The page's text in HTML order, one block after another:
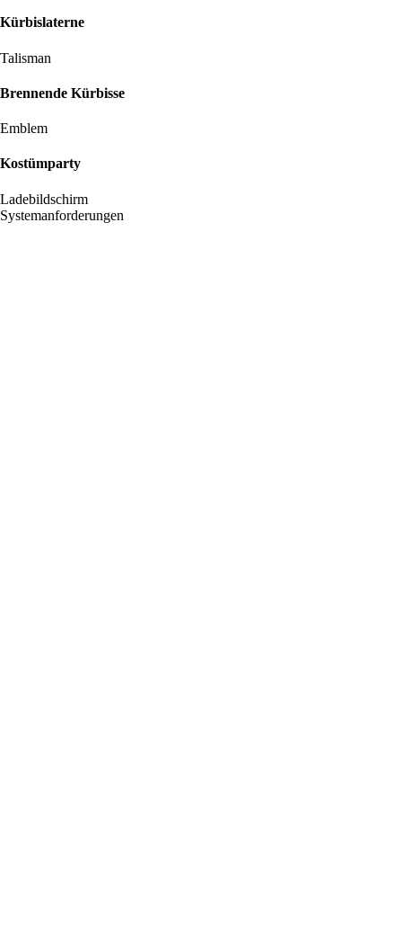
Kürbislaterne
Talisman
Brennende Kürbisse
Emblem
Kostümparty
Ladebildschirm
Systemanforderungen